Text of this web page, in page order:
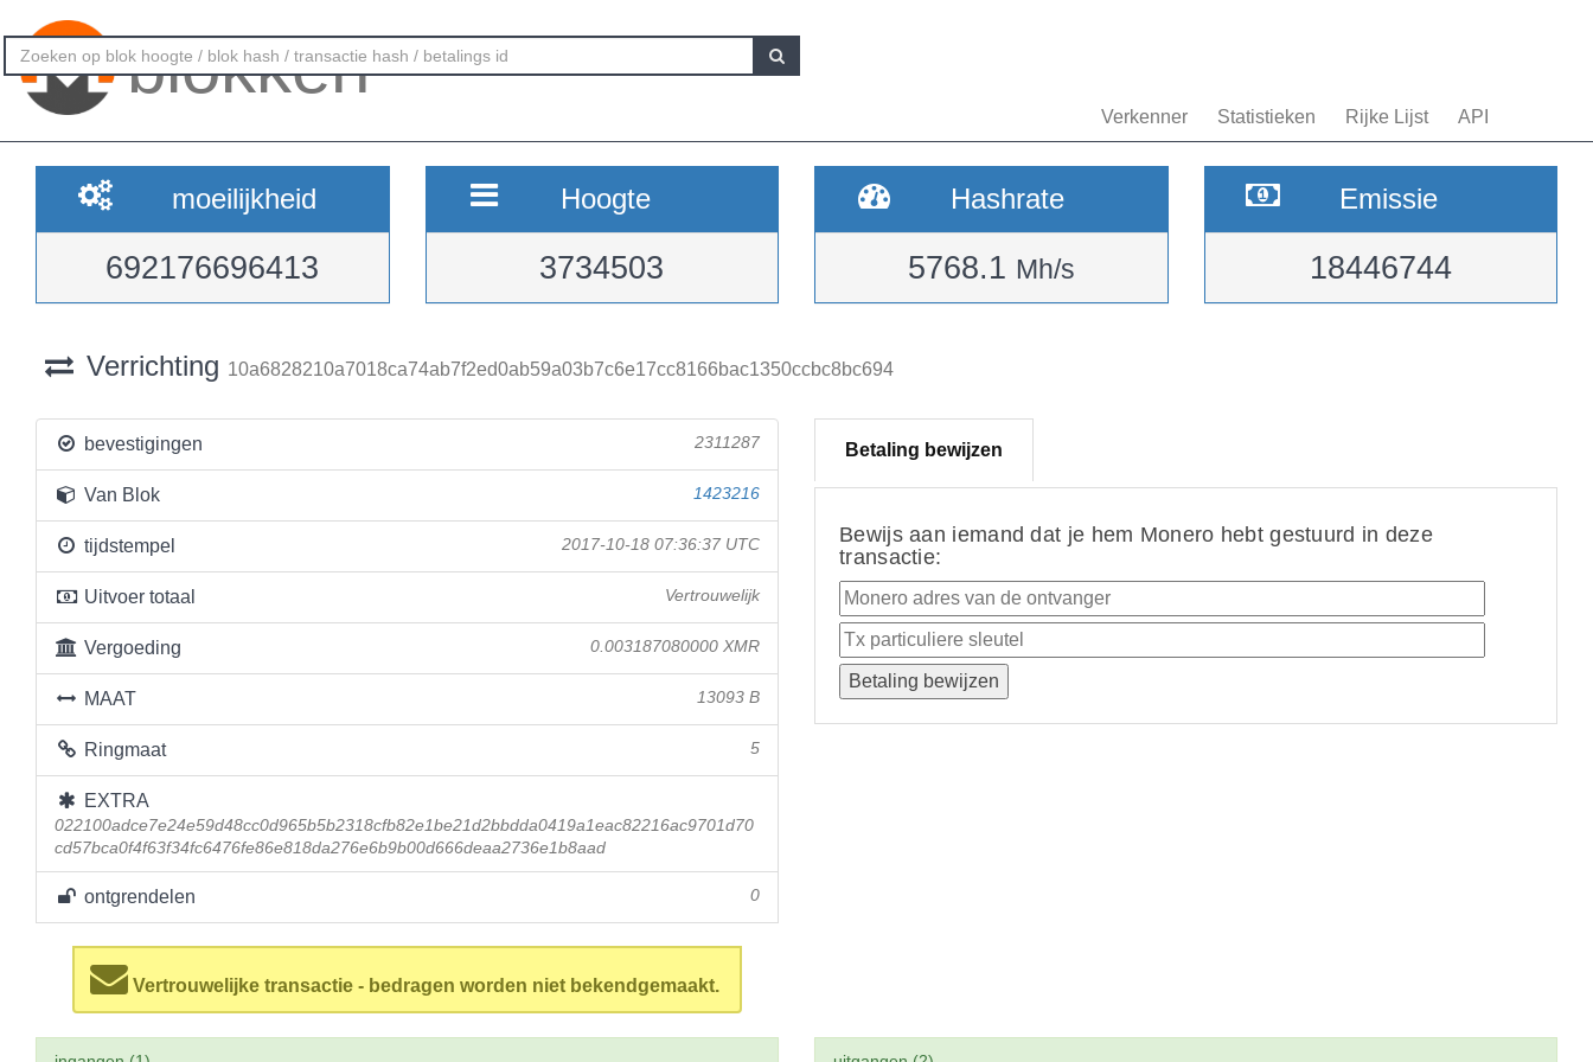
blokken
Verkenner Statistieken Rijke Lijst API
moeilijkheid
692176696413
Hoogte
3734503
Hashrate
5768.1 Mh/s
Emissie
18446744
Verrichting 10a6828210a7018ca74ab7f2ed0ab59a03b7c6e17cc8166bac1350ccbc8bc694
bevestigingen 2311287
Van Blok 1423216
tijdstempel 2017-10-18 07:36:37 UTC
Uitvoer totaal Vertrouwelijk
Vergoeding 0.003187080000 XMR
MAAT 13093 B
Ringmaat 5
EXTRA
022100adce7e24e59d48cc0d965b5b2318cfb82e1be21d2bbdda0419a1eac82216ac9701d70
cd57bca0f4f63f34fc6476fe86e818da276e6b9b00d666deaa2736e1b8aad
ontgrendelen 0
Vertrouwelijke transactie - bedragen worden niet bekendgemaakt.
Betaling bewijzen
Bewijs aan iemand dat je hem Monero hebt gestuurd in deze
transactie: